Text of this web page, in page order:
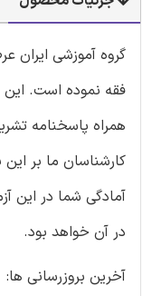
گروه آموزشی ایران
فقه نموده است. این
همراه پاسخنامه
کارشناسان ما بر
آمادگی شما در این
در آن خواهد بود.
آخرین بروزرسانی ها: